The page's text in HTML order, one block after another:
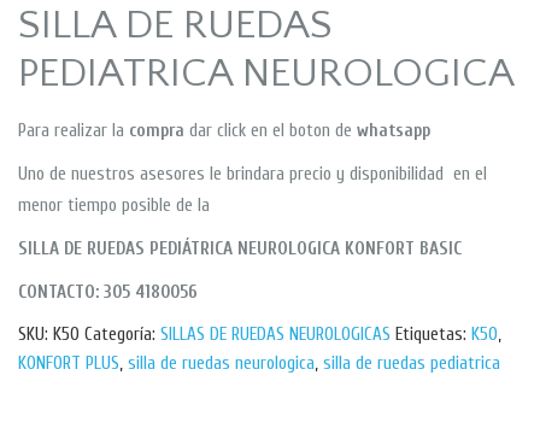
SILLA DE RUEDAS
PEDIATRICA NEUROLOGICA
Para realizar la compra dar click en el boton de whatsapp
Uno de nuestros asesores le brindara precio y disponibilidad en el
menor tiempo posible de la
SILLA DE RUEDAS PEDIÁTRICA NEUROLOGICA KONFORT BASIC
CONTACTO: 305 4180056
SKU: K50 Categoría: SILLAS DE RUEDAS NEUROLOGICAS Etiquetas: K50,
KONFORT PLUS, silla de ruedas neurologica, silla de ruedas pediatrica